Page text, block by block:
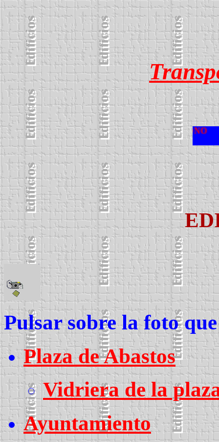
Pulsar sobre la foto
Plaza de Abastos
Vidriera de la
Ayuntamiento